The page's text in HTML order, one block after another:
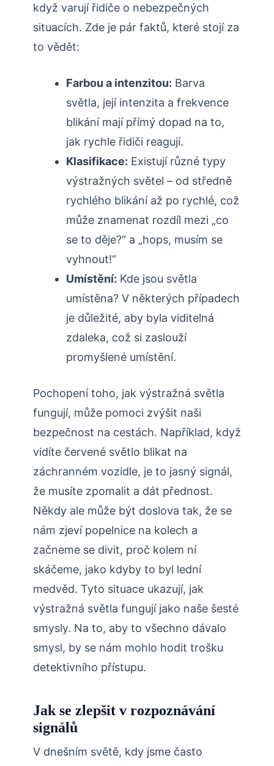
když varují řidiče o nebezpečných
situacích. Zde je pár faktů, které stojí za
to vědět:
Farbou a intenzitou: Barva
světla, její intenzita a frekvence
blikání mají přímý dopad na to,
jak rychle řidiči reagují.
Klasifikace: Existují různé typy
výstražných světel – od středně
rychlého blikání až po rychlé, což
může znamenat rozdíl mezi „co
se to děje?“ a „hops, musím se
vyhnout!“
Umístění: Kde jsou světla
umístěna? V některých případech
je důležité, aby byla viditelná
zdaleka, což si zaslouží
promyšlené umístění.
Pochopení toho, jak výstražná světla
fungují, může pomoci zvýšit naši
bezpečnost na cestách. Například, když
vidíte červené světlo blikat na
záchranném vozidle, je to jasný signál,
že musíte zpomalit a dát přednost.
Někdy ale může být doslova tak, že se
nám zjeví popelnice na kolech a
začneme se divit, proč kolem ní
skáčeme, jako kdyby to byl lední
medvěd. Tyto situace ukazují, jak
výstražná světla fungují jako naše šesté
smysly. Na to, aby to všechno dávalo
smysl, by se nám mohlo hodit trošku
detektivního přístupu.
Jak se zlepšit v rozpoznávání
signálů
V dnešním světě, kdy jsme často